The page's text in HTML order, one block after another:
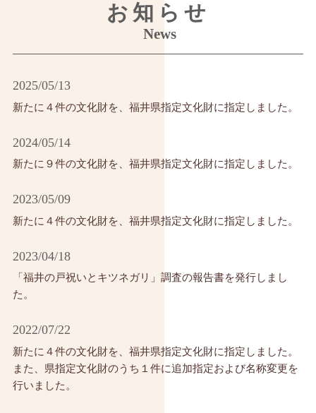
News
お知らせ
2025/05/13
新たに４件の文化財を、福井県指定文化財に指定しました。
2024/05/14
新たに９件の文化財を、福井県指定文化財に指定しました。
2023/05/09
新たに４件の文化財を、福井県指定文化財に指定しました。
2023/04/18
「福井の戸祝いとキツネガリ」調査の報告書を発行しまし
た。
2022/07/22
新たに４件の文化財を、福井県指定文化財に指定しました。
また、県指定文化財のうち１件に追加指定および名称変更を
行いました。